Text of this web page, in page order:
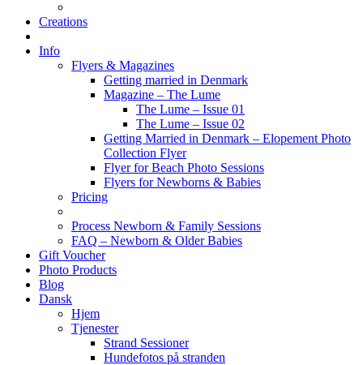
Creations
Info
Flyers & Magazines
Getting married in Denmark
Magazine – The Lume
The Lume – Issue 01
The Lume – Issue 02
Getting Married in Denmark – Elopement Photo
Collection Flyer
Flyer for Beach Photo Sessions
Flyers for Newborns & Babies
Pricing
Process Newborn & Family Sessions
FAQ – Newborn & Older Babies
Gift Voucher
Photo Products
Blog
Dansk
Hjem
Tjenester
Strand Sessioner
Hundefotos på stranden